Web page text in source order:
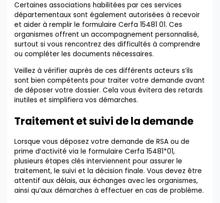
Certaines associations habilitées par ces services
départementaux sont également autorisées à recevoir
et aider à remplir le formulaire Cerfa 15481 01. Ces
organismes offrent un accompagnement personnalisé,
surtout si vous rencontrez des difficultés à comprendre
ou compléter les documents nécessaires.
Veillez à vérifier auprès de ces différents acteurs s’ils
sont bien compétents pour traiter votre demande avant
de déposer votre dossier. Cela vous évitera des retards
inutiles et simplifiera vos démarches.
Traitement et suivi de la demande
Lorsque vous déposez votre demande de RSA ou de
prime d’activité via le formulaire Cerfa 15481*01,
plusieurs étapes clés interviennent pour assurer le
traitement, le suivi et la décision finale. Vous devez être
attentif aux délais, aux échanges avec les organismes,
ainsi qu’aux démarches à effectuer en cas de problème.